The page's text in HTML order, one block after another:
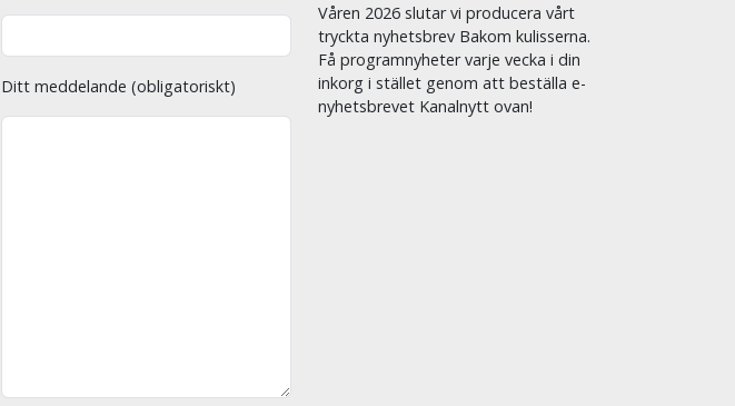
Ditt meddelande (obligatoriskt)
Våren 2026 slutar vi producera vårt
tryckta nyhetsbrev Bakom kulisserna.
Få programnyheter varje vecka i din
inkorg i stället genom att beställa e-
nyhetsbrevet Kanalnytt ovan!